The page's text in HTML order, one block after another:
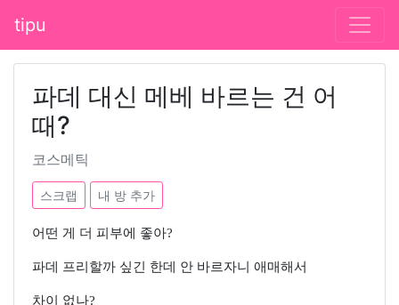
tipu
파데 대신 메베 바르는 건 어
때?
코스메틱
스크랩 내 방 추가
어떤 게 더 피부에 좋아?
파데 프리할까 싶긴 한데 안 바르자니 애매해서
차이 없나?